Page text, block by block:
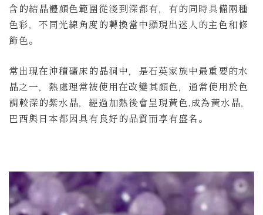
含的結晶體顏色範圍從淺到深都有，有的同時具備兩種
色彩，不同光線角度的轉換當中顯現出迷人的主色和修
飾色。
常出現在沖積礦床的晶洞中，是石英家族中最重要的水
晶之一，熱處理常被使用在改變其顏色，通常使用於色
調較深的紫水晶，經過加熱後會呈現黃色,成為黃水晶，
巴西與日本都因具有良好的品質而享有盛名。